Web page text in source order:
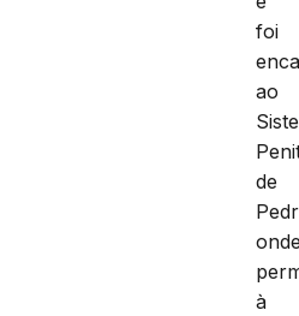
foi
ao
de
à